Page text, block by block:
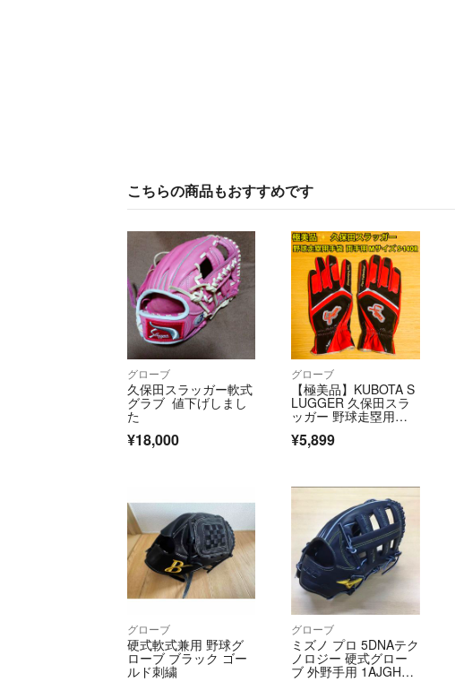
こちらの商品もおすすめです
グローブ
久保田スラッガー軟式
グラブ 値下げしまし
た
¥18,000
グローブ
【極美品】KUBOTA S
LUGGER 久保田スラ
ッガー 野球走塁用手
袋 両手用 Mサイズ S-
140R
¥5,899
グローブ
硬式軟式兼用 野球グ
ローブ ブラック ゴー
ルド刺繍
グローブ
ミズノ プロ 5DNAテク
ノロジー 硬式グロー
ブ 外野手用 1AJGH22